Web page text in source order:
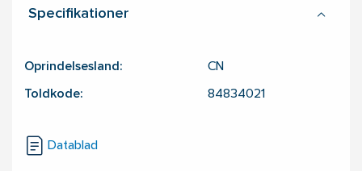
Specifikationer
Oprindelsesland: CN
Toldkode: 84834021
Datablad